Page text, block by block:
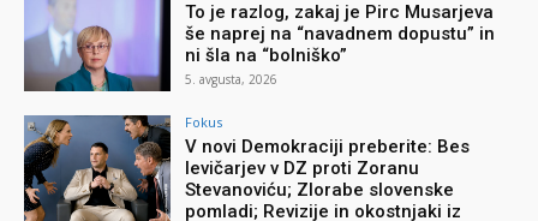
To je razlog, zakaj je Pirc Musarjeva
še naprej na “navadnem dopustu” in
ni šla na “bolniško”
5. avgusta, 2026
Fokus
V novi Demokraciji preberite: Bes
levičarjev v DZ proti Zoranu
Stevanoviću; Zlorabe slovenske
pomladi; Revizije in okostnjaki iz